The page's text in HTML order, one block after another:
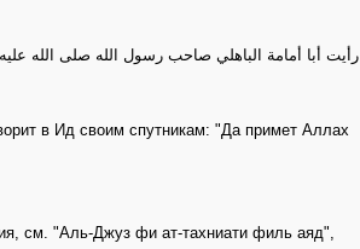
رأيت أبا أمامة الباهلي صاحب رسول الله صلى الله
в Ид своим спутникам: "Да примет Аллах
см. "Аль-Джуз фи ат-тахниати филь аяд",